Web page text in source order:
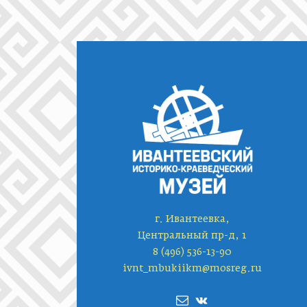
г. Ивантеевка,
Центральный пр-д, 1
8 (496) 536-13-90
ivnt_mbukiikm@mosreg.ru